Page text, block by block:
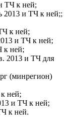
ТЧ к ней;
2013 и ТЧ к ней;;
к ней;
и ТЧ к ней;
к ней;
2013 и ТЧ для
(минрегион)
ней;
и ТЧ к ней;
к ней.